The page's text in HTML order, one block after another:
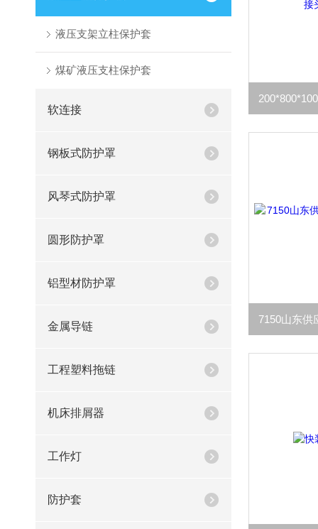
液压支架立柱保护套
煤矿液压支柱保护套
软连接
钢板式防护罩
风琴式防护罩
圆形防护罩
铝型材防护罩
金属导链
工程塑料拖链
机床排屑器
工作灯
防护套